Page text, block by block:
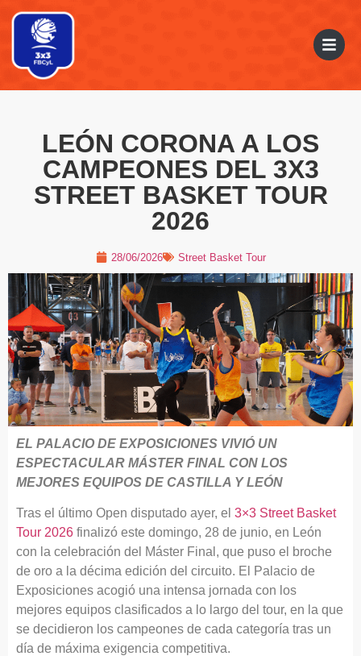
LEÓN CORONA A LOS
CAMPEONES DEL 3X3
STREET BASKET TOUR
2026
28/06/2026 Street Basket Tour
EL PALACIO DE EXPOSICIONES VIVIÓ UN
ESPECTACULAR MÁSTER FINAL CON LOS
MEJORES EQUIPOS DE CASTILLA Y LEÓN
Tras el último Open disputado ayer, el 3×3 Street Basket
Tour 2026 finalizó este domingo, 28 de junio, en León
con la celebración del Máster Final, que puso el broche
de oro a la décima edición del circuito. El Palacio de
Exposiciones acogió una intensa jornada con los
mejores equipos clasificados a lo largo del tour, en la que
se decidieron los campeones de cada categoría tras un
día de máxima exigencia competitiva.